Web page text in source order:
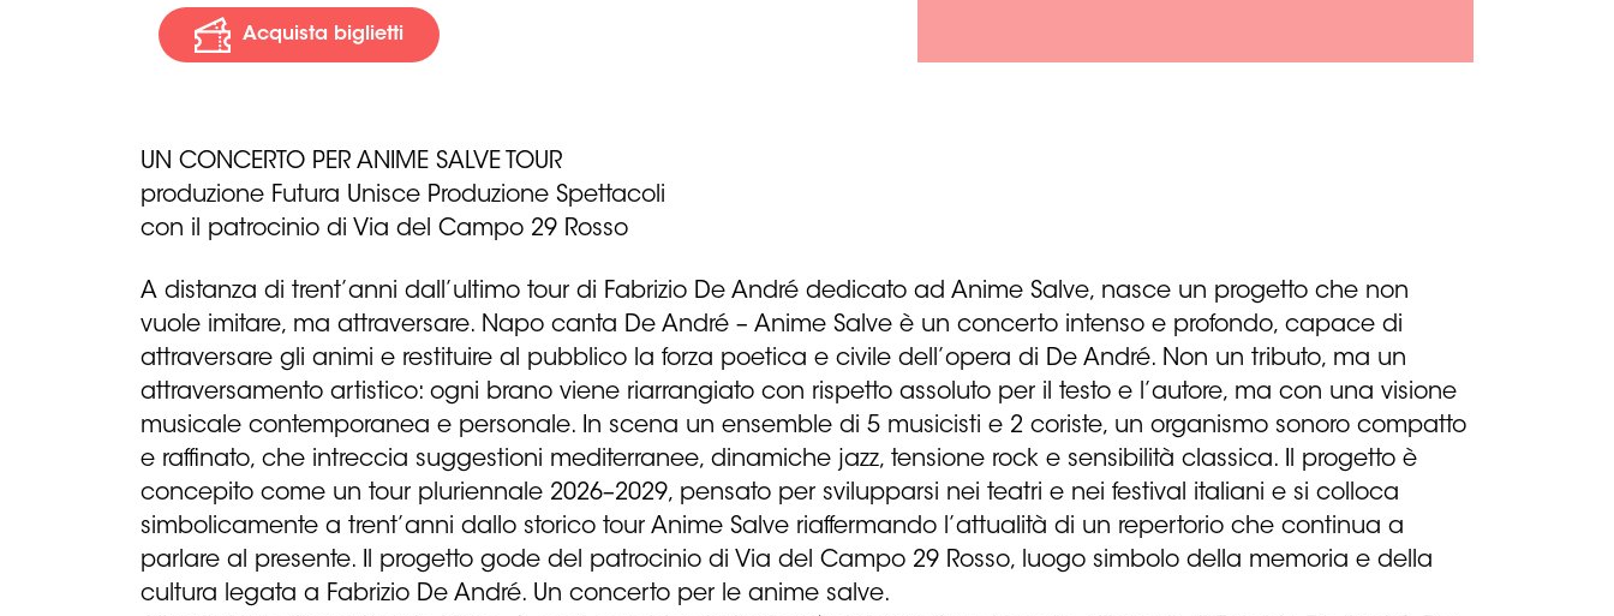
Acquista biglietti
UN CONCERTO PER ANIME SALVE TOUR
produzione Futura Unisce Produzione Spettacoli
con il patrocinio di Via del Campo 29 Rosso
A distanza di trent’anni dall’ultimo tour di Fabrizio De André dedicato ad Anime Salve, nasce un progetto che non
vuole imitare, ma attraversare. Napo canta De André – Anime Salve è un concerto intenso e profondo, capace di
attraversare gli animi e restituire al pubblico la forza poetica e civile dell’opera di De André. Non un tributo, ma un
attraversamento artistico: ogni brano viene riarrangiato con rispetto assoluto per il testo e l’autore, ma con una visione
musicale contemporanea e personale. In scena un ensemble di 5 musicisti e 2 coriste, un organismo sonoro compatto
e raffinato, che intreccia suggestioni mediterranee, dinamiche jazz, tensione rock e sensibilità classica. Il progetto è
concepito come un tour pluriennale 2026–2029, pensato per svilupparsi nei teatri e nei festival italiani e si colloca
simbolicamente a trent’anni dallo storico tour Anime Salve riaffermando l’attualità di un repertorio che continua a
parlare al presente. Il progetto gode del patrocinio di Via del Campo 29 Rosso, luogo simbolo della memoria e della
cultura legata a Fabrizio De André. Un concerto per le anime salve.